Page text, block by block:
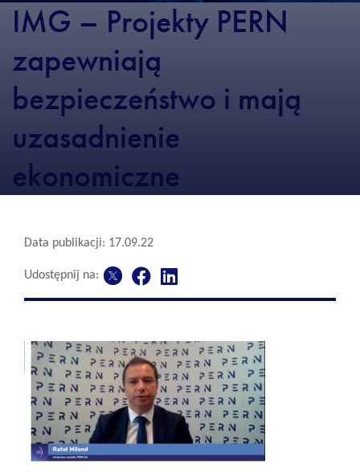
IMG – Projekty PERN
zapewniają
bezpieczeństwo i mają
uzasadnienie
ekonomiczne
Data publikacji: 17.09.22
Udostępnij na: